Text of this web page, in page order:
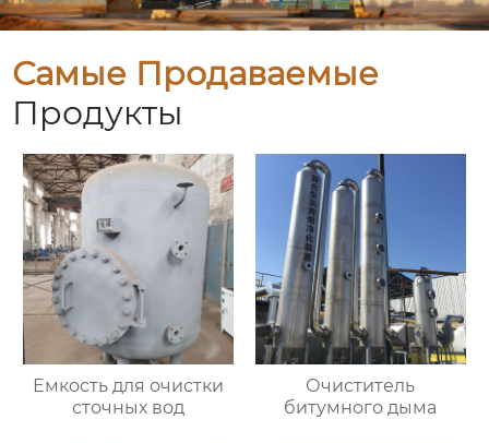
Самые Продаваемые
Продукты
Емкость для очистки
сточных вод
Очиститель
битумного дыма